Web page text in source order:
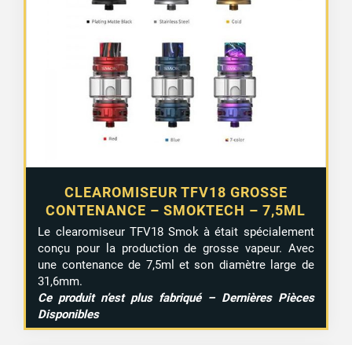
CLEAROMISEUR TFV18 GROSSE
CONTENANCE – SMOKTECH – 7,5ML
Le clearomiseur TFV18 Smok à était spécialement
conçu pour la production de grosse vapeur. Avec
une contenance de 7,5ml et son diamètre large de
31,6mm.
Ce produit n’est plus fabriqué – Dernières Pièces
Disponibles